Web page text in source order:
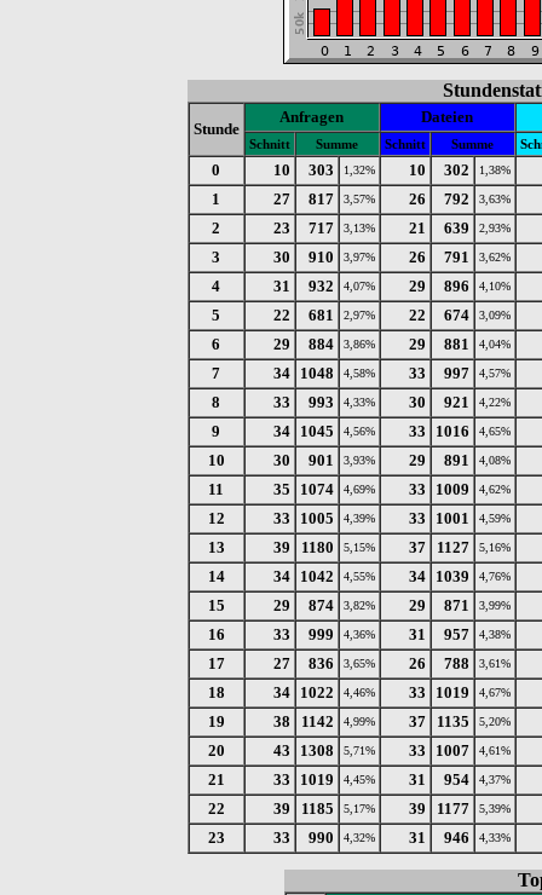
Stunde
Anfragen Dateien
Schnitt Summe Schnitt Summe
0 10 303 1,32% 10 302 1,38%
1 27 817 3,57% 26 792 3,63%
2 23 717 3,13% 21 639 2,93%
3 30 910 3,97% 26 791 3,62%
4 31 932 4,07% 29 896 4,10%
5 22 681 2,97% 22 674 3,09%
6 29 884 3,86% 29 881 4,04%
7 34 1048 4,58% 33 997 4,57%
8 33 993 4,33% 30 921 4,22%
9 34 1045 4,56% 33 1016 4,65%
10 30 901 3,93% 29 891 4,08%
11 35 1074 4,69% 33 1009 4,62%
12 33 1005 4,39% 33 1001 4,59%
13 39 1180 5,15% 37 1127 5,16%
14 34 1042 4,55% 34 1039 4,76%
15 29 874 3,82% 29 871 3,99%
16 33 999 4,36% 31 957 4,38%
17 27 836 3,65% 26 788 3,61%
18 34 1022 4,46% 33 1019 4,67%
19 38 1142 4,99% 37 1135 5,20%
20 43 1308 5,71% 33 1007 4,61%
21 33 1019 4,45% 31 954 4,37%
22 39 1185 5,17% 39 1177 5,39%
23 33 990 4,32% 31 946 4,33%